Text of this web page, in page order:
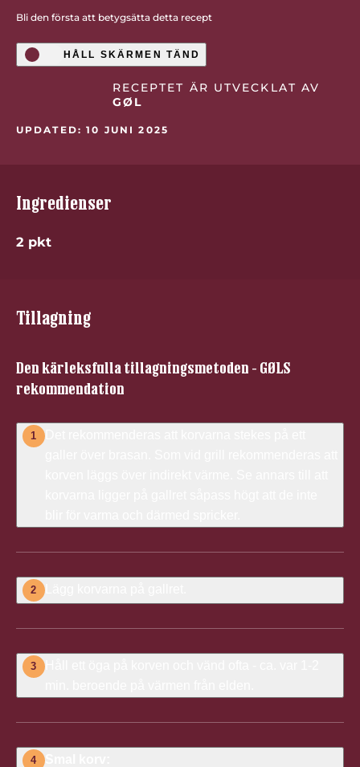
Bli den första att betygsätta detta recept
HÅLL SKÄRMEN TÄND
RECEPTET ÄR UTVECKLAT AV
GØL
UPDATED: 10 JUNI 2025
Ingredienser
2 pkt
Tillagning
Den kärleksfulla tillagningsmetoden - GØLS
rekommendation
1
Det rekommenderas att korvarna stekes på ett
2 Lägg korvarna på gallret.
3
Håll ett öga på korven och vänd ofta - ca. var 1-2
4 Smal korv: